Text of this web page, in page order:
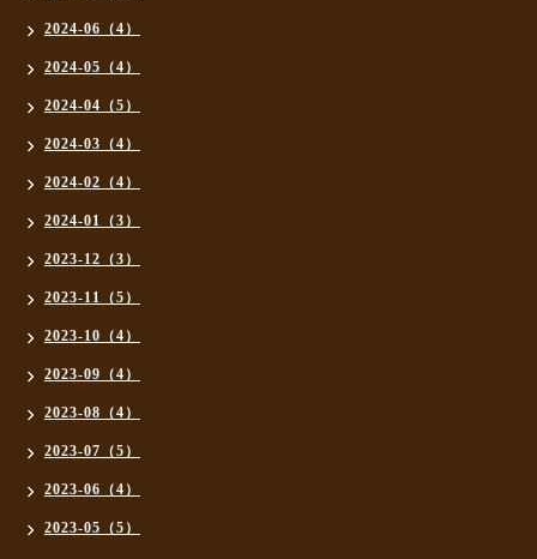
2024-06（4）
2024-05（4）
2024-04（5）
2024-03（4）
2024-02（4）
2024-01（3）
2023-12（3）
2023-11（5）
2023-10（4）
2023-09（4）
2023-08（4）
2023-07（5）
2023-06（4）
2023-05（5）